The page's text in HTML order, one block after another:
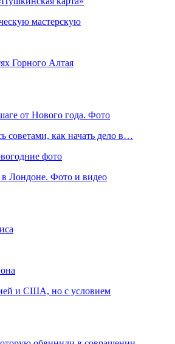
мастерскую
Горного Алтая
от Нового года. Фото
советами, как начать дело в…
фото
в Лондоне. Фото и видео
и США, но с условием